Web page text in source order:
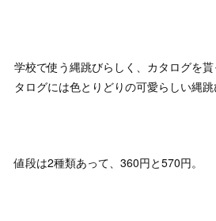
学校で使う縄跳びらしく、カタログを
タログには色とりどりの可愛らしい縄跳
値段は2種類あって、360円と570円。